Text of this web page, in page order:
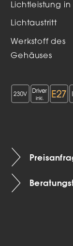
Lichtleistung in
Lichtaustritt
Werkstoff des
Gehäuses